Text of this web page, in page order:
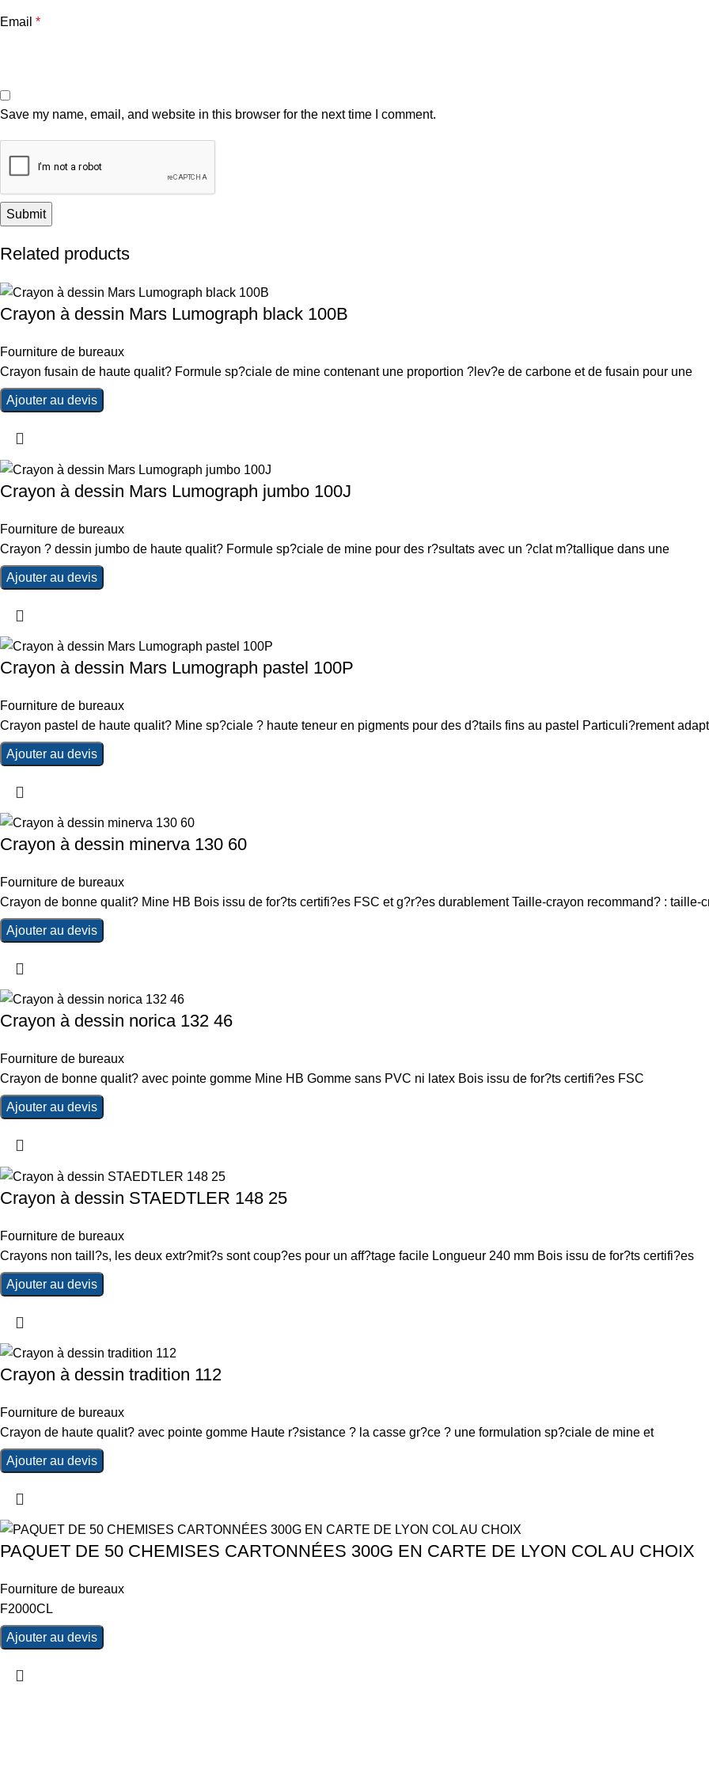
Email *
Save my name, email, and website in this browser for the next time I comment.
Related products
Crayon à dessin Mars Lumograph black 100B
Fourniture de bureaux
Crayon fusain de haute qualit? Formule sp?ciale de mine contenant une proportion ?lev?e de carbone et de fusain pour une
Ajouter au devis
Crayon à dessin Mars Lumograph jumbo 100J
Fourniture de bureaux
Crayon ? dessin jumbo de haute qualit? Formule sp?ciale de mine pour des r?sultats avec un ?clat m?tallique dans une
Ajouter au devis
Crayon à dessin Mars Lumograph pastel 100P
Fourniture de bureaux
Crayon pastel de haute qualit? Mine sp?ciale ? haute teneur en pigments pour des d?tails fins au pastel Particuli?rement
Ajouter au devis
Crayon à dessin minerva 130 60
Fourniture de bureaux
Crayon de bonne qualit? Mine HB Bois issu de for?ts certifi?es FSC et g?r?es durablement Taille-crayon recommand? : taille-
Ajouter au devis
Crayon à dessin norica 132 46
Fourniture de bureaux
Crayon de bonne qualit? avec pointe gomme Mine HB Gomme sans PVC ni latex Bois issu de for?ts certifi?es FSC
Ajouter au devis
Crayon à dessin STAEDTLER 148 25
Fourniture de bureaux
Crayons non taill?s, les deux extr?mit?s sont coup?es pour un aff?tage facile Longueur 240 mm Bois issu de for?ts certifi?es
Ajouter au devis
Crayon à dessin tradition 112
Fourniture de bureaux
Crayon de haute qualit? avec pointe gomme Haute r?sistance ? la casse gr?ce ? une formulation sp?ciale de mine et
Ajouter au devis
PAQUET DE 50 CHEMISES CARTONNÉES 300G EN CARTE DE LYON COL AU CHOIX
Fourniture de bureaux
F2000CL
Ajouter au devis